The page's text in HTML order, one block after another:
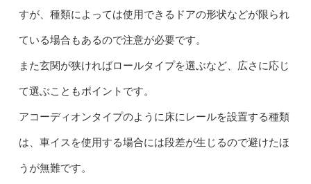
すが、種類によっては使用できるドアの形状などが限られ
ている場合もあるので注意が必要です。
また玄関が狭ければロールタイプを選ぶなど、広さに応じ
て選ぶこともポイントです。
アコーディオンタイプのように床にレールを設置する種類
は、車イスを使用する場合には段差が生じるので避けたほ
うが無難です。